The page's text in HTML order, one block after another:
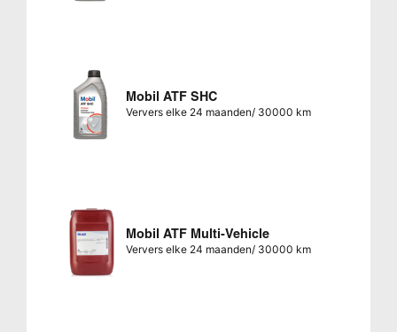
Mobil ATF SHC
Ververs elke 24 maanden/ 30000 km
Mobil ATF Multi-Vehicle
Ververs elke 24 maanden/ 30000 km